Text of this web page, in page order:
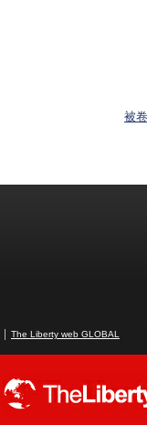
被
The Liberty web GLOBAL